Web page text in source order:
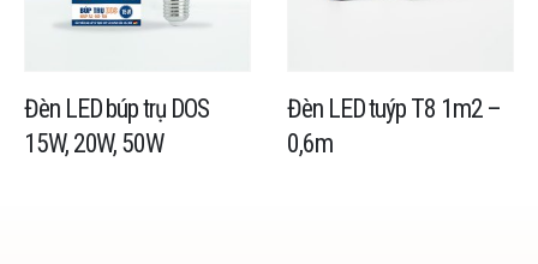
Đèn LED búp trụ DOS
15W, 20W, 50W
Đèn LED tuýp T8 1m2 –
0,6m